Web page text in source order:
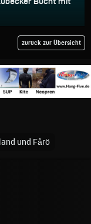
zurück zur Übersicht
und Fårö